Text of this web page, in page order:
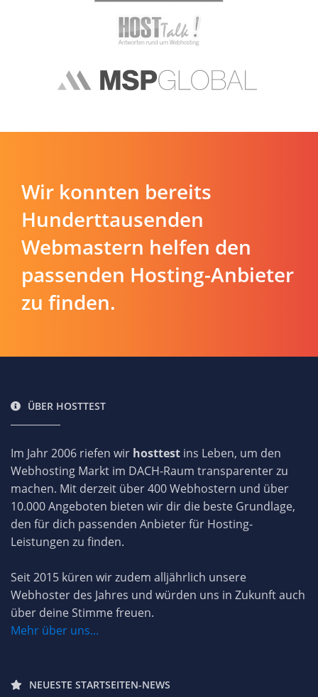
Wir konnten bereits
Hunderttausenden
Webmastern helfen den
passenden Hosting-Anbieter
zu finden.
ÜBER HOSTTEST
Im Jahr 2006 riefen wir hosttest ins Leben, um den
Webhosting Markt im DACH-Raum transparenter zu
machen. Mit derzeit über 400 Webhostern und über
10.000 Angeboten bieten wir dir die beste Grundlage,
den für dich passenden Anbieter für Hosting-
Leistungen zu finden.
Seit 2015 küren wir zudem alljährlich unsere
Webhoster des Jahres und würden uns in Zukunft auch
über deine Stimme freuen.
Mehr über uns...
NEUESTE STARTSEITEN-NEWS